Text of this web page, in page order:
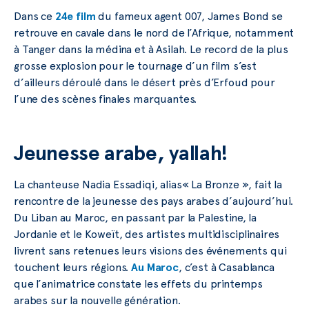
Dans ce 24e film du fameux agent 007, James Bond se
retrouve en cavale dans le nord de l’Afrique, notamment
à Tanger dans la médina et à Asilah. Le record de la plus
grosse explosion pour le tournage d’un film s’est
d’ailleurs déroulé dans le désert près d’Erfoud pour
l’une des scènes finales marquantes.
Jeunesse arabe, yallah!
La chanteuse Nadia Essadiqi, alias« La Bronze », fait la
rencontre de la jeunesse des pays arabes d’aujourd’hui.
Du Liban au Maroc, en passant par la Palestine, la
Jordanie et le Koweït, des artistes multidisciplinaires
livrent sans retenues leurs visions des événements qui
touchent leurs régions.Au Maroc, c’est à Casablanca
que l’animatrice constate les effets du printemps
arabes sur la nouvelle génération.